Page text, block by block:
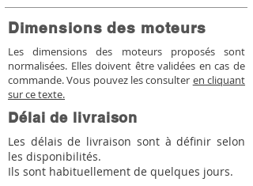
Dimensions des moteurs
Les dimensions des moteurs proposés sont
normalisées. Elles doivent être validées en cas de
commande. Vous pouvez les consulter en cliquant
sur ce texte.
Délai de livraison
Les délais de livraison sont à définir selon
les disponibilités.
Ils sont habituellement de quelques jours.